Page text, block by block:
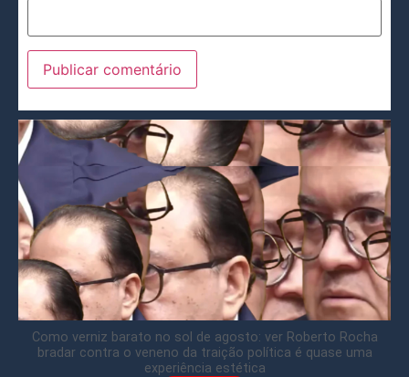
Como verniz barato no sol de agosto: ver Roberto Rocha
bradar contra o veneno da traição política é quase uma
experiência estética